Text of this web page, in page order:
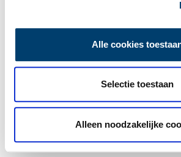
Alle cookies
Selectie toestaan
Alleen noodzakelijke